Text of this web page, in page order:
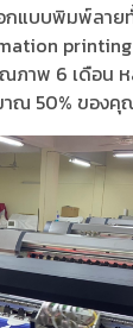
กแบบพิมพ์ลาย
ภาพ 6 เดือน
าณ 50% ของ